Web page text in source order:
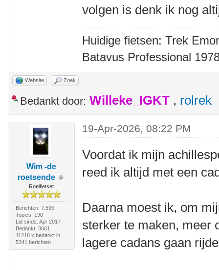
volgen is denk ik nog
Huidige fietsen: Trek
Batavus Professional
Website Zoek
Bedankt door: Willeke_IGKT , rolrek
Wim -de
roetsende
Roeifietser
Berichten: 7.595
Topics: 190
Lid sinds: Apr 2017
Bedankt: 3661
11218 x bedankt in
5341 berichten
19-Apr-2026, 08:22 PM
Voordat ik mijn
reed ik altijd met een
Daarna moest ik, om
sterker te maken, meer
lagere cadans gaan